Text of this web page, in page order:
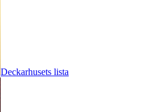
Deckarhusets lista